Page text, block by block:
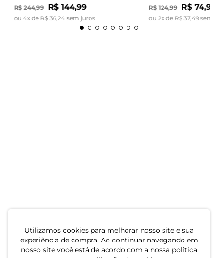
Utilizamos cookies para melhorar nosso site e sua
experiência de compra. Ao continuar navegando em
nosso site você está de acordo com a nossa política
R$ 244,99 R$ 144,99
ou 4x de R$ 36, 24sem juros
R$ 124,99 R$ 74,99
ou 2x de R$ 37,49sem